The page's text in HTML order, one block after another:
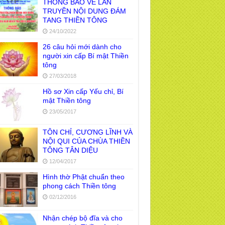
THÔNG BÁO VỀ LAN
TRUYỀN NỘI DUNG ĐÁM
TANG THIỀN TÔNG
24/10/2022
26 câu hỏi mới dành cho
người xin cấp Bí mật Thiền
tông
27/03/2018
Hồ sơ Xin cấp Yếu chỉ, Bí
mật Thiền tông
23/05/2017
TÔN CHỈ, CƯƠNG LĨNH VÀ
NỘI QUI CỦA CHÙA THIỀN
TÔNG TÂN DIỆU
12/04/2017
Hình thờ Phật chuẩn theo
phong cách Thiền tông
02/12/2016
Nhận chép bộ đĩa và cho